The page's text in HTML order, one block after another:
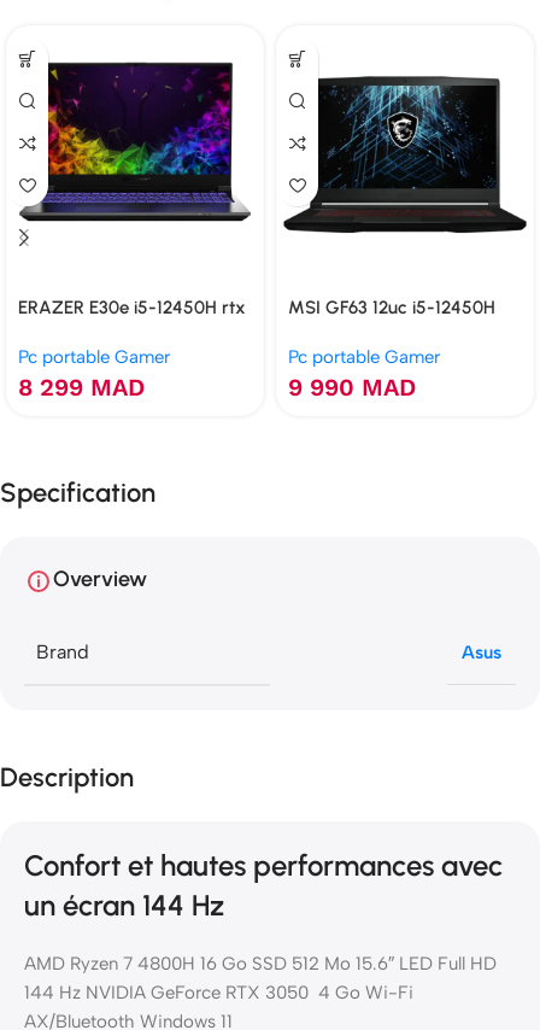
ERAZER E30e i5-12450H rtx
Pc portable Gamer
8 299 MAD
MSI GF63 12uc i5-12450H
Pc portable Gamer
9 990 MAD
Specification
Overview
Brand Asus
Description
Confort et hautes performances avec
un écran 144 Hz
AMD Ryzen 7 4800H 16 Go SSD 512 Mo 15.6″ LED Full HD
144 Hz NVIDIA GeForce RTX 3050 4 Go Wi-Fi
AX/Bluetooth Windows 11